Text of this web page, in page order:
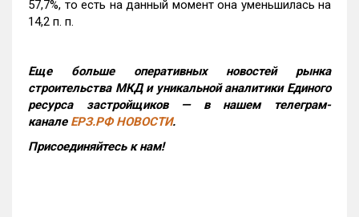
57,7%, то есть на данный момент она уменьшилась на
14,2 п. п.
Еще больше оперативных новостей рынка
строительства МКД и уникальной аналитики Единого
ресурса застройщиков — в нашем телеграм-
канале ЕРЗ.РФ НОВОСТИ.
Присоединяйтесь к нам!